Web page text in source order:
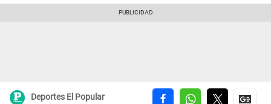
Deportes El Popular